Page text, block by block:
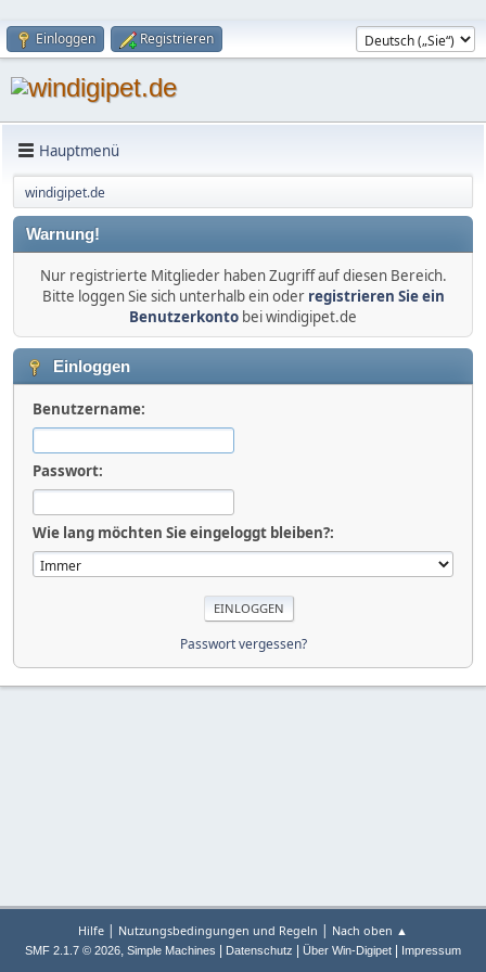
Einloggen Registrieren
Hauptmenü
windigipet.de
Warnung!
Nur registrierte Mitglieder haben Zugriff auf diesen Bereich.
Bitte loggen Sie sich unterhalb ein oder registrieren Sie ein
Benutzerkonto bei windigipet.de
Einloggen
Benutzername:
Passwort:
Wie lang möchten Sie eingeloggt bleiben?:
Passwort vergessen?
Hilfe | Nutzungsbedingungen und Regeln | Nach oben ▲
SMF 2.1.7 © 2026, Simple Machines Datenschutz Über Win-Digipet Impressum